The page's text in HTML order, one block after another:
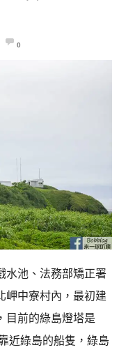
0
水池、法務部矯正署
岬中寮村內，最初建
目前的綠島燈塔是
近綠島的船隻，綠島